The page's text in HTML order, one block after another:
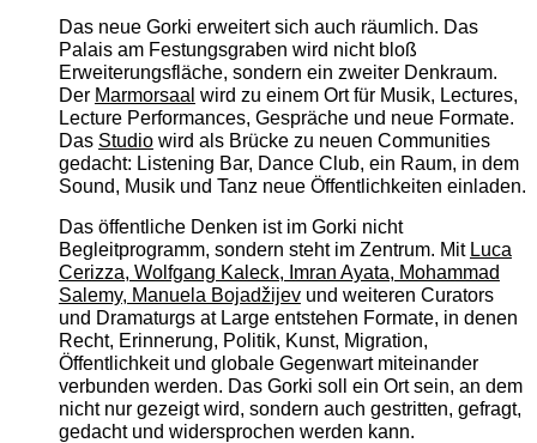
Das neue Gorki erweitert sich auch räumlich. Das
Palais am Festungsgraben wird nicht bloß
Erweiterungsfläche, sondern ein zweiter Denkraum.
Der Marmorsaal wird zu einem Ort für Musik, Lectures,
Lecture Performances, Gespräche und neue Formate.
Das Studiowird als Brücke zu neuen Communities
gedacht: Listening Bar, Dance Club, ein Raum, in dem
Sound, Musik und Tanz neue Öffentlichkeiten einladen.
Das öffentliche Denken ist im Gorki nicht
Begleitprogramm, sondern steht im Zentrum. Mit Luca
Cerizza, Wolfgang Kaleck, Imran Ayata, Mohammad
Salemy, Manuela Bojadžijevund weiteren Curators
und Dramaturgs at Large entstehen Formate, in denen
Recht, Erinnerung, Politik, Kunst, Migration,
Öffentlichkeit und globale Gegenwart miteinander
verbunden werden. Das Gorki soll ein Ort sein, an dem
nicht nur gezeigt wird, sondern auch gestritten, gefragt,
gedacht und widersprochen werden kann.